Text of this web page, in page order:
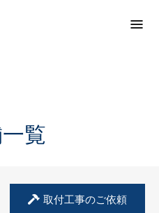
覧
取付工事のご依頼